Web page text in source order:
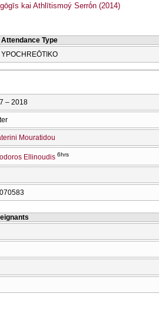
kai Athlītismoý Serrṓn (2014)
Attendance Type
YPOCΗREŌTIKO
– 2018
Mouratidou
Ellinoudis 6hrs